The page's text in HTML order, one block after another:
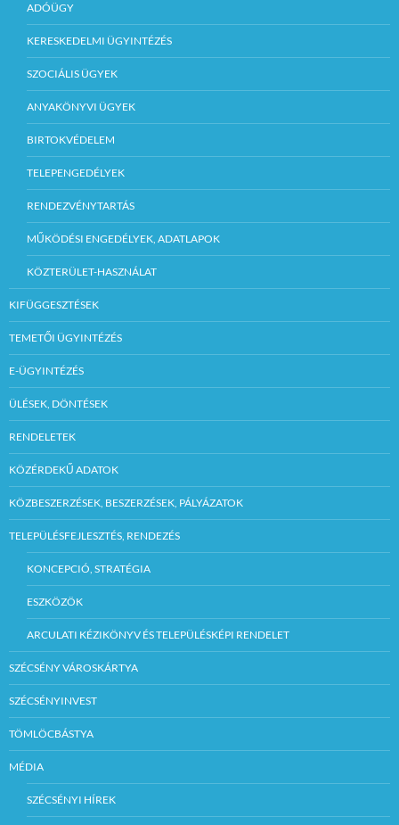
ADÓÜGY
KERESKEDELMI ÜGYINTÉZÉS
SZOCIÁLIS ÜGYEK
ANYAKÖNYVI ÜGYEK
BIRTOKVÉDELEM
TELEPENGEDÉLYEK
RENDEZVÉNYTARTÁS
MŰKÖDÉSI ENGEDÉLYEK, ADATLAPOK
KÖZTERÜLET-HASZNÁLAT
KIFÜGGESZTÉSEK
TEMETŐI ÜGYINTÉZÉS
E-ÜGYINTÉZÉS
ÜLÉSEK, DÖNTÉSEK
RENDELETEK
KÖZÉRDEKŰ ADATOK
KÖZBESZERZÉSEK, BESZERZÉSEK, PÁLYÁZATOK
TELEPÜLÉSFEJLESZTÉS, RENDEZÉS
KONCEPCIÓ, STRATÉGIA
ESZKÖZÖK
ARCULATI KÉZIKÖNYV ÉS TELEPÜLÉSKÉPI RENDELET
SZÉCSÉNY VÁROSKÁRTYA
SZÉCSÉNYINVEST
TÖMLÖCBÁSTYA
MÉDIA
SZÉCSÉNYI HÍREK